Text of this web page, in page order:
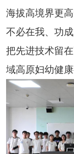
海拔高境界更高
不必在我、功
把先进技术留
域高原妇幼健